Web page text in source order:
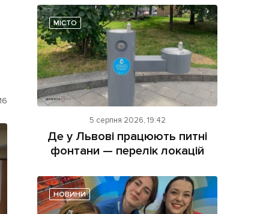
Фото/Відео
Made in Lviv
МІСТО
5 серпня 2026, 19:42
Де у Львові працюють питні
фонтани — перелік локацій
НОВИНИ